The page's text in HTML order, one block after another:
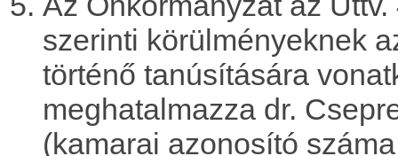
szerinti körülményeknek
történő tanúsítására
meghatalmazza dr.
(kamarai azonosító